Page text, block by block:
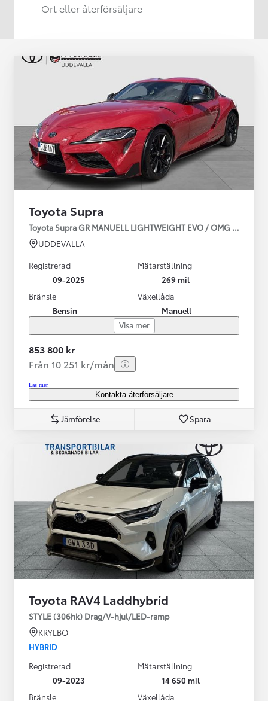
Ort eller återförsäljare
Toyota Supra
Toyota Supra GR MANUELL LIGHTWEIGHT EVO / OMG LEV!
UDDEVALLA
Registrerad
09-2025
Mätarställning
269 mil
Bränsle
Bensin
Växellåda
Manuell
Visa mer
853 800 kr
Från 10 251 kr/mån
Läs mer
Kontakta återförsäljare
Jämförelse Spara
Toyota RAV4 Laddhybrid
STYLE (306hk) Drag/V-hjul/LED-ramp
KRYLBO
HYBRID
Registrerad
09-2023
Mätarställning
14 650 mil
Bränsle
Växellåda